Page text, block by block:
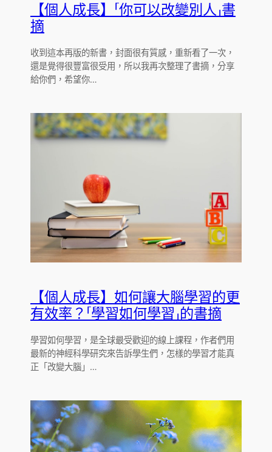
【個人成長】「你可以改變別人」書
摘
收到這本再版的新書，封面很有質感，重新看了一次，
還是覺得很豐富很受用，所以我再次整理了書摘，分享
給你們，希望你…
【個人成長】如何讓大腦學習的更
有效率？「學習如何學習」的書摘
學習如何學習，是全球最受歡迎的線上課程，作者們用
最新的神經科學研究來告訴學生們，怎樣的學習才能真
正「改變大腦」…